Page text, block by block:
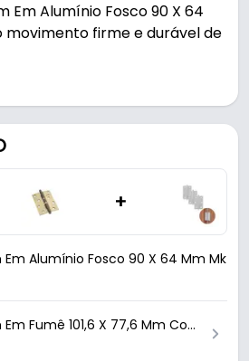
Em Alumínio Fosco 90 X 64
movimento firme e durável de
com acabamento fosco, é
no uso diário. Suporta 5 kg.
5 Kg
+
Alumínio Fosco 90 X 64 Mm Mk
Fumê 101,6 X 77,6 Mm Com